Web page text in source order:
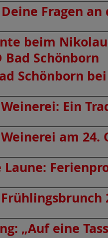
Fragen
beim
Bad Schönborn
Schönborn
Ein
am 24.
„Auf eine